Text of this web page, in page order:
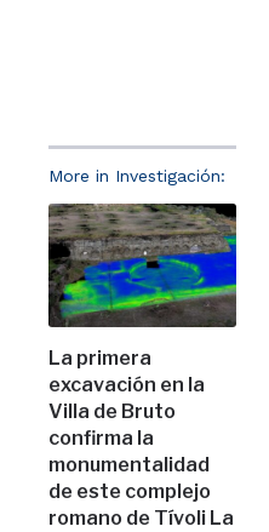
More in Investigación:
La primera
excavación en la
Villa de Bruto
confirma la
monumentalidad
de este complejo
romano de Tívoli La